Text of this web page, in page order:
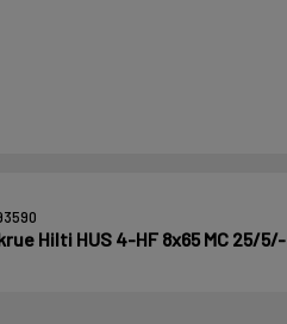
Hilti HUS 4-HF 8x65 MC 25/5/-